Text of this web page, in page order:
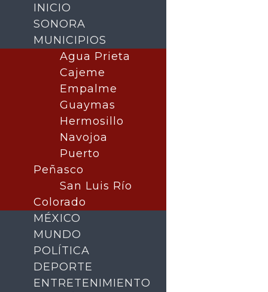
INICIO
SONORA
MUNICIPIOS
Agua Prieta
Cajeme
Empalme
Guaymas
Hermosillo
Navojoa
Puerto
Peñasco
San Luis Río
Colorado
MÉXICO
MUNDO
POLÍTICA
DEPORTE
ENTRETENIMIENTO